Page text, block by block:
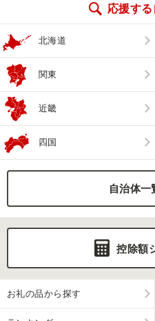
応援す
北海道
関東
近畿
四国
自治体一
控除額
お礼の品から探す